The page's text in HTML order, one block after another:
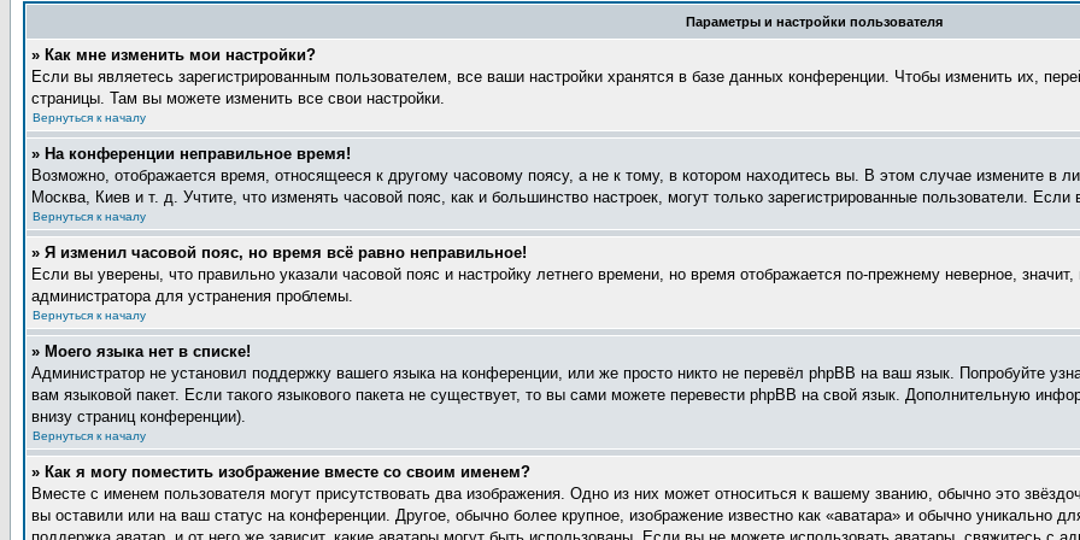
Параметры и настройки пользователя
» Как мне изменить мои настройки?
Если вы являетесь зарегистрированным пользователем, все ваши настройки хранятся в базе данных конференции. Чтобы изменить их,
страницы. Там вы можете изменить все свои настройки.
Вернуться к началу
» На конференции неправильное время!
Возможно, отображается время, относящееся к другому часовому поясу, а не к тому, в котором находитесь вы. В этом случае измените в
Москва, Киев и т. д. Учтите, что изменять часовой пояс, как и большинство настроек, могут только зарегистрированные пользователи.
Вернуться к началу
» Я изменил часовой пояс, но время всё равно неправильное!
Если вы уверены, что правильно указали часовой пояс и настройку летнего времени, но время отображается по-прежнему неверное,
администратора для устранения проблемы.
Вернуться к началу
» Моего языка нет в списке!
Администратор не установил поддержку вашего языка на конференции, или же просто никто не перевёл phpBB на ваш язык. Попробуйте
вам языковой пакет. Если такого языкового пакета не существует, то вы сами можете перевести phpBB на свой язык. Дополнительную
внизу страниц конференции).
Вернуться к началу
» Как я могу поместить изображение вместе со своим именем?
Вместе с именем пользователя могут присутствовать два изображения. Одно из них может относиться к вашему званию, обычно это
вы оставили или на ваш статус на конференции. Другое, обычно более крупное, изображение известно как «аватара» и обычно уникально